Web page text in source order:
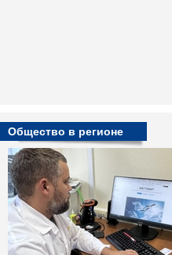
Общество в регионе